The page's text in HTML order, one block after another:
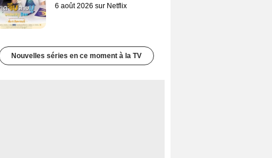
6 août 2026 sur Netflix
Nouvelles séries en ce moment à la TV